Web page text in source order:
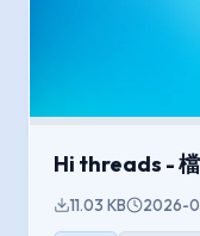
Hi threads -
11.03 KB 2026-